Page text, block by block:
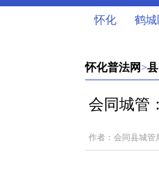
怀化 鹤城
怀化普法网>
会同城管
作者：会同县城